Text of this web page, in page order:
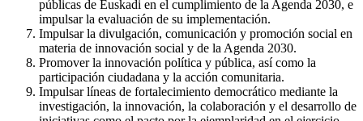
públicas de Euskadi en el cumplimiento de la Agenda 2030, e
impulsar la evaluación de su implementación.
Impulsar la divulgación, comunicación y promoción social en
materia de innovación social y de la Agenda 2030.
Promover la innovación política y pública, así como la
participación ciudadana y la acción comunitaria.
Impulsar líneas de fortalecimiento democrático mediante la
investigación, la innovación, la colaboración y el desarrollo de